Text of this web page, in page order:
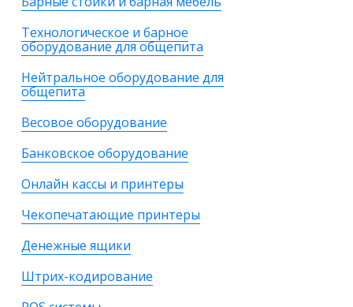
Технологическое и барное
оборудование для общепита
Нейтральное оборудование для
общепита
Весовое оборудование
Банковское оборудование
Онлайн кассы и принтеры
Чекопечатающие принтеры
Денежные ящики
Штрих-кодирование